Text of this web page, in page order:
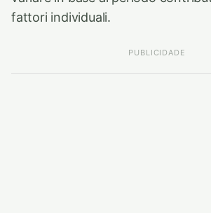
fattori individuali.
PUBLICIDADE